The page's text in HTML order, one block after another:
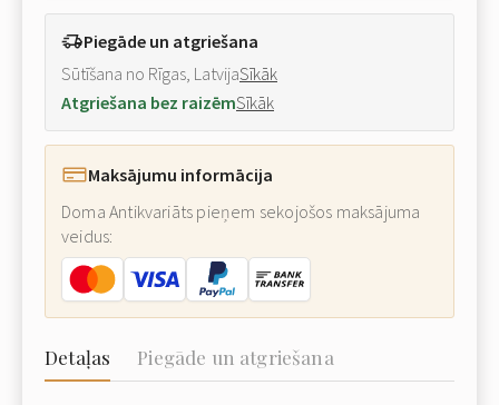
Piegāde un atgriešana
Sūtīšana no Rīgas, LatvijaSīkāk
Atgriešana bez raizēmSīkāk
Maksājumu informācija
Doma Antikvariāts pieņem sekojošos maksājuma
veidus:
Detaļas Piegāde un atgriešana